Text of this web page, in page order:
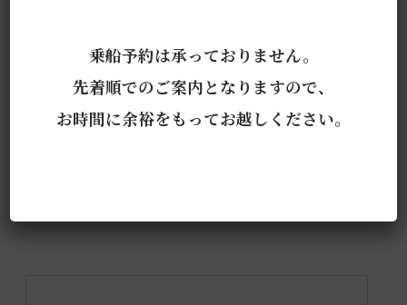
乗船予約は承っておりません。
先着順でのご案内となりますので、
お時間に余裕をもってお越しください。